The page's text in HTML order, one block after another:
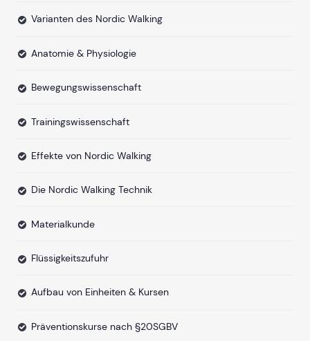
Varianten des Nordic Walking
Anatomie & Physiologie
Bewegungswissenschaft
Trainingswissenschaft
Effekte von Nordic Walking
Die Nordic Walking Technik
Materialkunde
Flüssigkeitszufuhr
Aufbau von Einheiten & Kursen
Präventionskurse nach §20SGBV